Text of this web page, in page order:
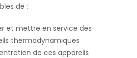
de :
et mettre en service des
thermodynamiques
de ces appareils